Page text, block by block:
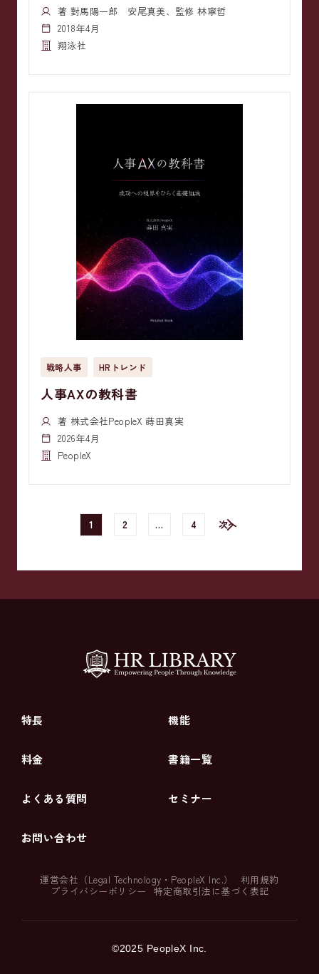
著 對馬陽一郎 安尾真美、監修 林寧哲
2018年4月
翔泳社
戦略人事 HRトレンド
人事AXの教科書
著 株式会社PeopleX 蒔田真実
2026年4月
PeopleX
1 2 … 4 次へ
特長 機能
料金 書籍一覧
よくある質問 セミナー
お問い合わせ
運営会社（Legal Technology ・ PeopleX Inc.）
利用規約
プライバシーポリシー
特定商取引法に基づく表記
©2025 PeopleX Inc.